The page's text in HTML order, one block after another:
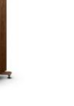
R Series, 3-
фазоинвертор,